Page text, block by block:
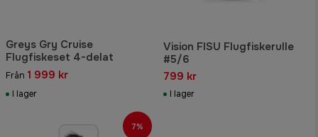
Greys Gry Cruise
Flugfiskeset 4-delat
Från 1 999 kr
I lager
Vision FISU Flugfiskerulle
#5/6
799 kr
I lager
7%